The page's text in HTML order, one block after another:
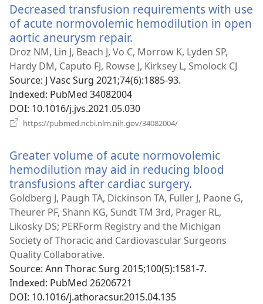
вікні)
Decreased transfusion requirements with use
of acute normovolemic hemodilution in open
aortic aneurysm repair.
у
новому
вікні)
Droz NM, Lin J, Beach J, Vo C, Morrow K, Lyden SP,
Hardy DM, Caputo FJ, Rowse J, Kirksey L, Smolock CJ
Source‎: J Vasc Surg 2021;74(6):1885-93.
Indexed‎: PubMed 34082004
DOI‎: 10.1016/j.jvs.2021.05.030
https://pubmed.ncbi.nlm.nih.gov/34082004/
вікні)
Greater volume of acute normovolemic
hemodilution may aid in reducing blood
transfusions after cardiac surgery.
у
новому
вікні)
Goldberg J, Paugh TA, Dickinson TA, Fuller J, Paone G,
Theurer PF, Shann KG, Sundt TM 3rd, Prager RL,
Likosky DS; PERForm Registry and the Michigan
Society of Thoracic and Cardiovascular Surgeons
Quality Collaborative.
Source‎: Ann Thorac Surg 2015;100(5):1581-7.
Indexed‎: PubMed 26206721
DOI‎: 10.1016/j.athoracsur.2015.04.135